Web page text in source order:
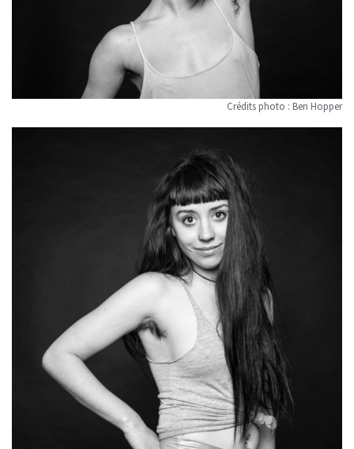
Crédits photo : Ben Hopper